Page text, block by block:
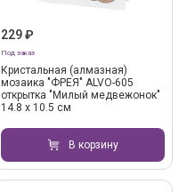
229 ₽
Под заказ
Кристальная (алмазная)
мозаика "ФРЕЯ" ALVO-605
открытка "Милый медвежонок"
14.8 х 10.5 см
В корзину